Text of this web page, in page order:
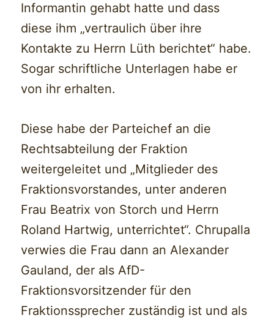
Informantin gehabt hatte und dass
diese ihm „vertraulich über ihre
Kontakte zu Herrn Lüth berichtet“ habe.
Sogar schriftliche Unterlagen habe er
von ihr erhalten.
Diese habe der Parteichef an die
Rechtsabteilung der Fraktion
weitergeleitet und „Mitglieder des
Fraktionsvorstandes, unter anderen
Frau Beatrix von Storch und Herrn
Roland Hartwig, unterrichtet“. Chrupalla
verwies die Frau dann an Alexander
Gauland, der als AfD-
Fraktionsvorsitzender für den
Fraktionssprecher zuständig ist und als